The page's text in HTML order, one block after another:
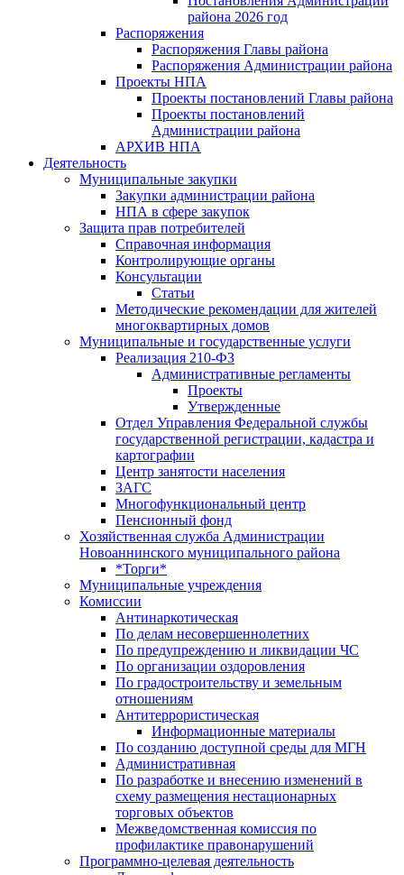
района 2026 год
Распоряжения
Распоряжения Главы района
Распоряжения Администрации района
Проекты НПА
Проекты постановлений Главы района
Проекты постановлений
Администрации района
АРХИВ НПА
Деятельность
Муниципальные закупки
Закупки администрации района
НПА в сфере закупок
Защита прав потребителей
Справочная информация
Контролирующие органы
Консультации
Статьи
Методические рекомендации для жителей
многоквартирных домов
Муниципальные и государственные услуги
Реализация 210-ФЗ
Административные регламенты
Проекты
Утвержденные
Отдел Управления Федеральной службы
государственной регистрации, кадастра и
картографии
Центр занятоcти населения
ЗАГС
Многофункциональный центр
Пенсионный фонд
Хозяйственная служба Администрации
Новоаннинского муниципального района
*Торги*
Муниципальные учреждения
Комиссии
Антинаркотическая
По делам несовершеннолетних
По предупреждению и ликвидации ЧС
По организации оздоровления
По градостроительству и земельным
отношениям
Антитеррористическая
Информационные материалы
По созданию доступной среды для МГН
Административная
По разработке и внесению изменений в
схему размещения нестационарных
торговых объектов
Межведомственная комиссия по
профилактике правонарушений
Программно-целевая деятельность